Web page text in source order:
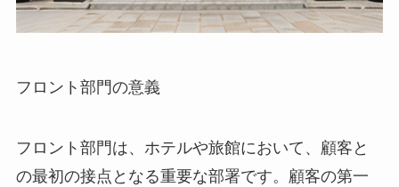
フロント部門の意義
フロント部門は、ホテルや旅館において、顧客と
の最初の接点となる重要な部署です。顧客の第一